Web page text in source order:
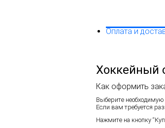
Оплата и
Хоккейный
Как оформить
Выберите
Если вам требуется
Нажмите на кнопку